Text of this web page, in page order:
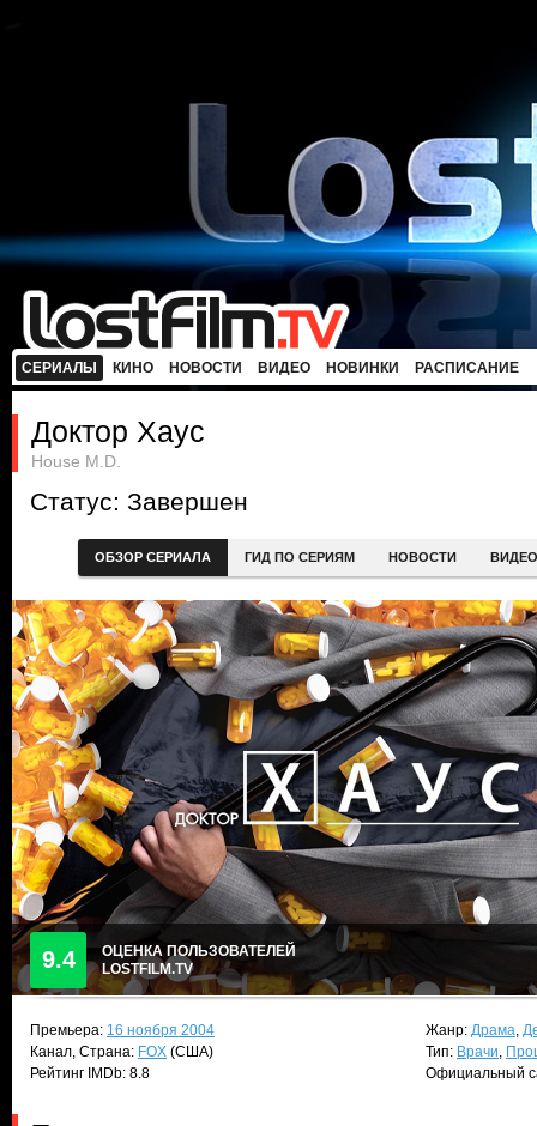
СЕРИАЛЫ КИНО НОВОСТИ ВИДЕО НОВИНКИ РАСПИСАНИЕ
Доктор Хаус
House M.D.
Статус: Завершен
ОБЗОР СЕРИАЛА ГИД ПО СЕРИЯМ НОВОСТИ ВИДЕО
9.4
ОЦЕНКА ПОЛЬЗОВАТЕЛЕЙ
LOSTFILM.TV
Премьера: 16 ноября 2004
Канал, Страна: FOX (США)
Рейтинг IMDb: 8.8
Жанр: Драма,
Тип: Врачи,
Официальный